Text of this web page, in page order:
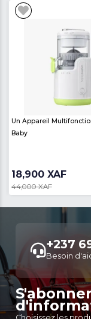
Avis des
internautes
Un Autocuiseur
En Acier